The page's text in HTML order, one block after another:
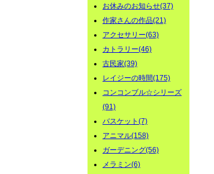
お休みのお知らせ(37)
作家さんの作品(21)
アクセサリー(63)
カトラリー(46)
古民家(39)
レイジーの時間(175)
コンコンブル☆シリーズ
(91)
バスケット(7)
アニマル(158)
ガーデニング(56)
メラミン(6)